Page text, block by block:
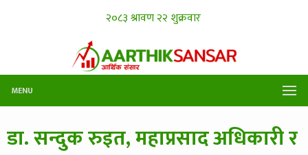
MENU
डा. सन्दुक रुइत, महाप्रसाद अधिकारी र